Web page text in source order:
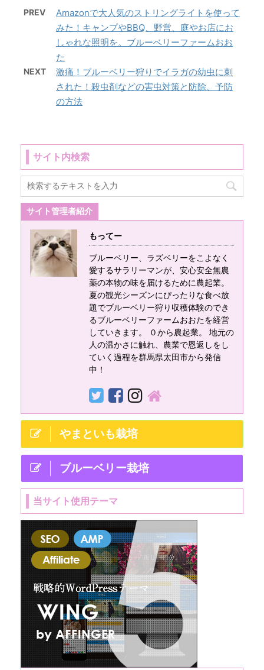
をしてみた 電話口で
は、営業から私に連
絡するように伝えら
れ、待つこと ...
力をお伝えします。
ブルーベリー狩り ①
健康的 ②種類豊富
原産地は？ ピートモ
スの原産地は、日本
の北海道、カナダ、
ロシア、北欧です。
特にカナダ産のピー
トモスは流通量が多
く高品質で有名で
ンターの用土として
用います。 また、土
壌を改良するための
「土壌改良剤」とて
も用いられます。 単
体で使 ...
ー狩りを最大限に楽
しんでいただくため
に防草シートの設置
を検討しています！
くうえでコツや敷く
前と、敷く時の注意
①あらかじめしっか
きほどイラガの幼虫
にさされた茂木園長
です。 激痛の腕を気
にしながらブログを
書いています。 2021
年の7月15日、仕事を
終えブルーベリーフ
すでに日は落ちて、
時間は19時を回って
います。 常に手暗が
りなので、スマホの
ライトや仮設置の
LEDを付けての作業
になります。 ひと苗
ごとに圃場を回って
いくのですが、ラズ
ベリーの苗がブルー
ベリーに垂れかかっ
ているところを発見
してラズベリーの葉
を持ち上げたとき、
ビリビリっ！！！！
ときました。 最初は
園、いつから体験で
きるの？ 2023年度
のブルーベリーファ
をお知らせいたしま
す。 2023年５月下
ルーベリーファーム
090-7411-3004 〒
ガーデン 代表：茂
木 ブルーベリー狩り
の営業時間は何時か
ら何時までですか？
基本的には9時から18
時となりますが、要
望があれば朝早くの6
時から夜2 ...
PREV
Amazonで大人気のストリングライトを使って
みた！キャンプやBBQ、野営、庭やお店にお
しゃれな照明を。ブルーベリーファームおお
た
NEXT
激痛！ブルーベリー狩りでイラガの幼虫に刺
された！殺虫剤などの害虫対策と防除、予防
の方法
サイト内検索
サイト管理者紹介
もってー
ブルーベリー、ラズベリーをこよなく
愛するサラリーマンが、安心安全無農
薬の本物の味を届けるために農起業。
夏の観光シーズンにぴったりな食べ放
題でブルーベリー狩り収穫体験のでき
るブルーベリーファームおおたを経営
していきます。 ０から農起業。 地元の
人の温かさに触れ、農業で恩返しをし
ていく過程を群馬県太田市から発信
中！
やまといも栽培
ブルーベリー栽培
当サイト使用テーマ